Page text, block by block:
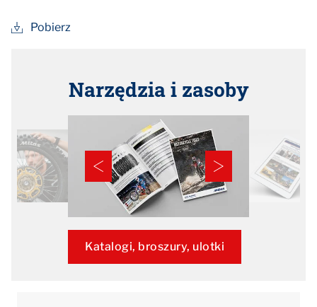
Pobierz
Narzędzia i zasoby
Katalogi, broszury, ulotki